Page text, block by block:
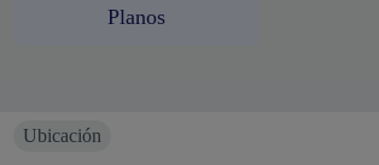
Planos
Ubicación